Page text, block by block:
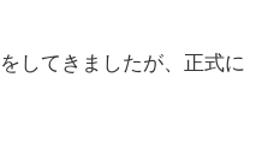
してきましたが、正式に